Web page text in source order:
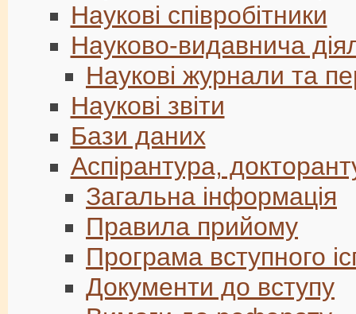
Наукові співробітники
Науково-видавнича
Наукові журнали та
Наукові звіти
Бази даних
Аспірантура,
Загальна інформація
Правила прийому
Програма вступного
Документи до вступу